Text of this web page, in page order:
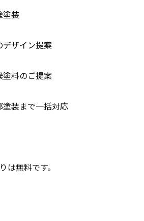
塗装
デザイン提案
塗料のご提案
装まで一括対応
は無料です。